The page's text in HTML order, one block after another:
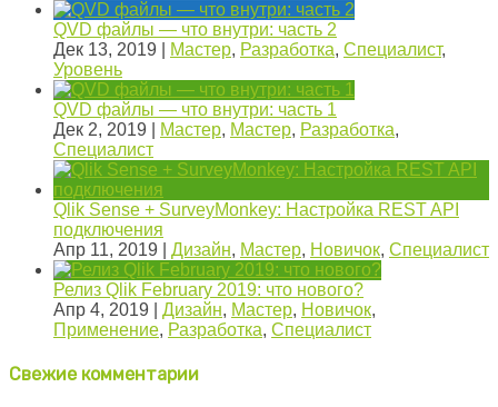
QVD файлы — что внутри: часть 2
Дек 13, 2019
Мастер, Разработка, Специалист,
Уровень
QVD файлы — что внутри: часть 1
Дек 2, 2019
Мастер, Мастер, Разработка,
Специалист
Qlik Sense + SurveyMonkey: Настройка REST API
подключения
Апр 11, 2019
Дизайн, Мастер, Новичок, Специалист
Релиз Qlik February 2019: что нового?
Апр 4, 2019
Дизайн, Мастер, Новичок,
Применение, Разработка, Специалист
Свежие комментарии